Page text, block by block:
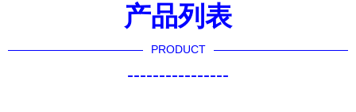
产品列表
PRODUCT
----------------